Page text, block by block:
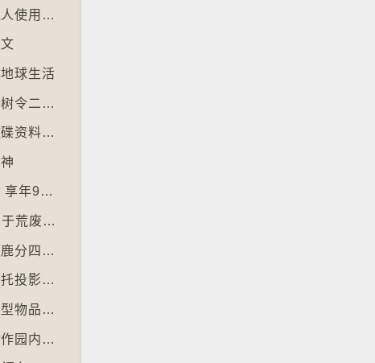
【十万八千里】电子支付普及令多国硬币乏人使用甚至停产
球生活
【十万八千里】昆士兰热带雨林枯树多于新树令二氧化碳释出量多于吸收量
【十万八千里】剑桥大学启动计划将旧式磁碟资料存档
【十万八千里】「黑猩猩之母」珍古德逝世 享年91岁
【十万八千里】三名奥地利修女IG上发布居于荒废修道院情况结果广受欢迎
【十万八千里】国际自然保育联盟确认长颈鹿分四个品种有助制订保育方案
【十万八千里】非洲联盟支持争取停用麦卡托投影法地点
【十万八千里】南韩连锁咖啡店禁顾客携大型物品以减少长期占位办公情况
【十万八千里】丹麦动物园吁捐赠弃养宠物作园内动物食粮